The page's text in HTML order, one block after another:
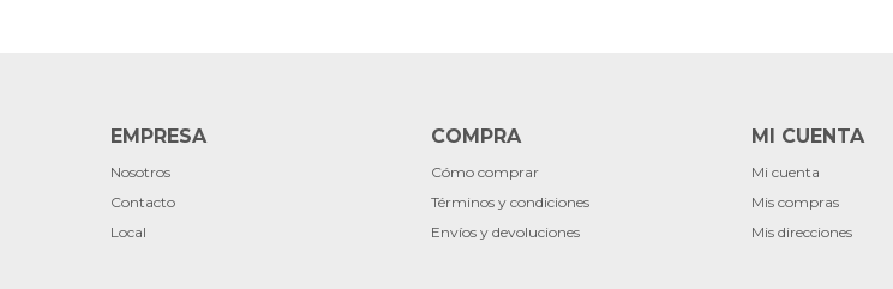
EMPRESA
Nosotros
Contacto
Local
COMPRA
Cómo comprar
Términos y condiciones
Envíos y devoluciones
MI CUENTA
Mi cuenta
Mis compras
Mis direcciones